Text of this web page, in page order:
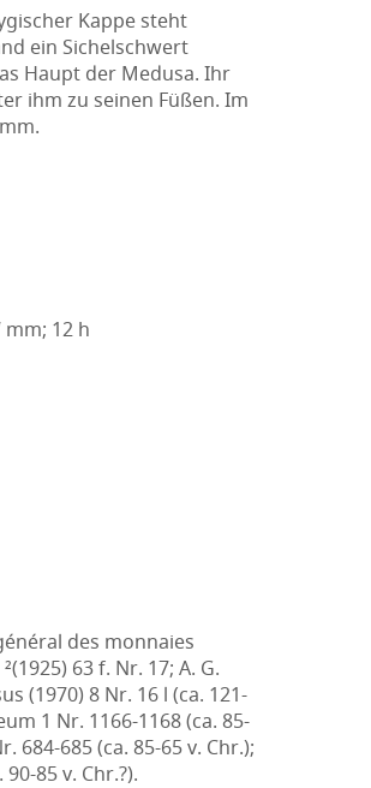
Kappe steht
ein Sichelschwert
Haupt der Medusa. Ihr
ihm zu seinen Füßen. Im
mm; 12 h
des monnaies
63 f. Nr. 17; A. G.
(1970) 8 Nr. 16 l (ca. 121-
1 Nr. 1166-1168 (ca. 85-
684-685 (ca. 85-65 v. Chr.);
85 v. Chr.?).